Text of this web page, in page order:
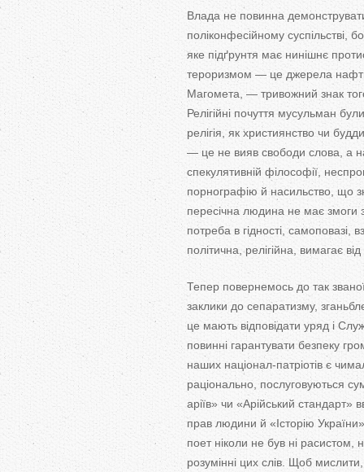
Влада не повинна демонструвати
поліконфесійному
яке підґрунтя має нинішнє
тероризмом — це джерела нафти
Магомета, — тривожний знак
Релігійні почуття мусульман
релігія, як християнство чи
— це не вияв свободи слова, а
спекулятивній філософії,
порнографію й насильство, що
пересічна людина не має змоги
потреба в гідності, самоповазі,
політична, релігійна, вимагає
Тепер повернемось до так
заклики до сепаратизму,
це мають відповідати уряд і
повинні гарантувати безпеку
наших націонал-патріотів є
раціонально, послуговуються
аріїв» чи «Арійський
прав людини й «Iсторію
поет ніколи не був ні
розумінні цих слів. Щоб